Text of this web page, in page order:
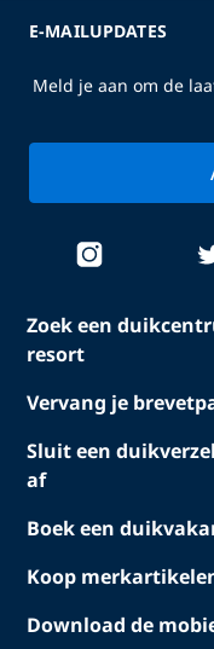
Zoek een
resort
Vervang je
Sluit een
af
Boek een
Koop
Download de
E-MAILUPDATES
Meld je aan om de